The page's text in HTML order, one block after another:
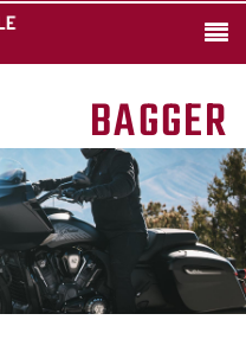
BAGGER